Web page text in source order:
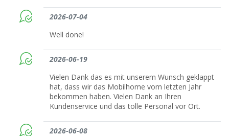
2026-07-04
Well done!
2026-06-19
Vielen Dank das es mit unserem Wunsch geklappt
hat, dass wir das Mobilhome vom letzten Jahr
bekommen haben. Vielen Dank an Ihren
Kundenservice und das tolle Personal vor Ort.
2026-06-08